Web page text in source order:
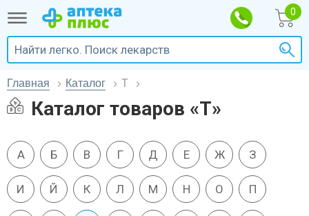
Главная Каталог Т
Каталог товаров «Т»
А Б В Г Д Е Ж З
И Й К Л М Н О П